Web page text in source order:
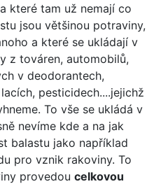
které tam už nemají co
jsou většinou potraviny,
a které se ukládají v
z továren, automobilů,
v deodorantech,
pesticidech....jejichž
To vše se ukládá v
nevíme kde a na jak
balastu jako například
pro vznik rakoviny. To
provedou celkovou